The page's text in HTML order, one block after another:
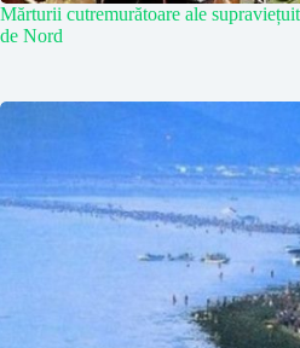
Mărturii cutremurătoare ale
de Nord